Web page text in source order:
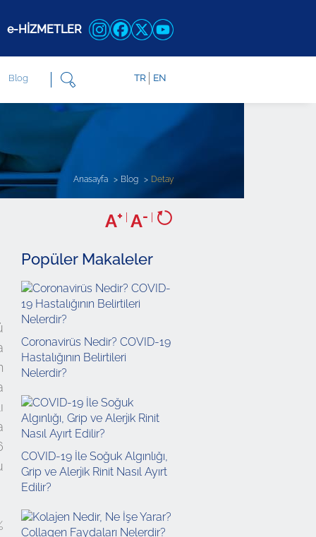
e-HİZMETLER
Blog TR EN
Anasayfa Blog Detay
A+ | A- |
Popüler Makaleler
Coronavirüs Nedir? COVID-19
Hastalığının Belirtileri
Nelerdir?
COVID-19 İle Soğuk Algınlığı,
Grip ve Alerjik Rinit Nasıl Ayırt
Edilir?